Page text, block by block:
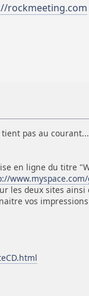
rockmeeting.com
pas au courant...
en ligne du titre
les deux sites
vos